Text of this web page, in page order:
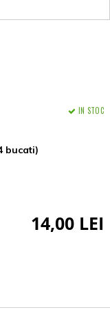
bucati)
IN STOC
14,00 LEI